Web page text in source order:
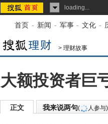
loading...
首页 - 新闻 - 军事 - 文化 -
> 理财故事
大额投资者巨
正文 我来说两句( 人参与)